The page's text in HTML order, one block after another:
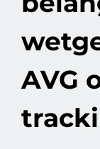
AVG